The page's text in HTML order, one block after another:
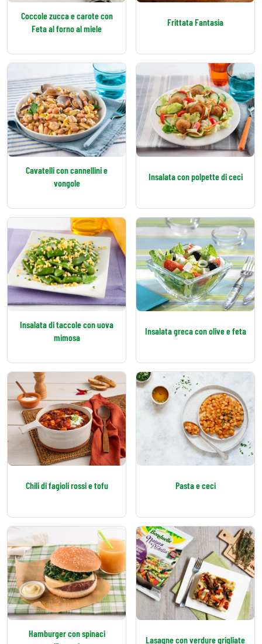
Coccole zucca e carote con
Feta al forno al miele
Frittata Fantasia
Cavatelli con cannellini e
vongole
Insalata con polpette di ceci
Insalata di taccole con uova
mimosa
Insalata greca con olive e feta
Chili di fagioli rossi e tofu Pasta e ceci
Hamburger con spinaci
Lasagne con verdure grigliate